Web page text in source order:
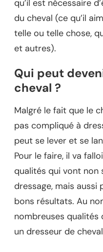
qu’il est nécessaire
du cheval (ce qu’il
telle ou telle chose,
et autres).
Qui peut
cheval ?
Malgré le fait que le
pas compliqué à
peut se lever et se
Pour le faire, il va
qualités qui vont non
dressage, mais
bons résultats. Au
nombreuses qualités
un dresseur de